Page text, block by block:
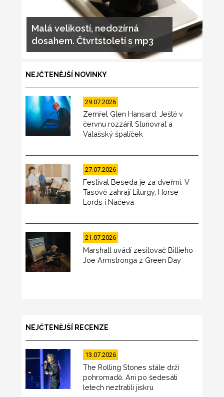
Malá velikostí, nedozírná
dosahem. Čtvrtstoletí s mp3
NEJČTENĚJŠÍ NOVINKY
29.07.2026
Zemřel Glen Hansard. Ještě v
červnu rozzářil Slunovrat a
Valašský špalíček
27.07.2026
Festival Beseda je za dveřmi. V
Tasově zahrají Liturgy, Horse
Lords i Načeva
21.07.2026
Marshall uvádí zesilovač Billieho
Joe Armstronga z Green Day
NEJČTENĚJŠÍ RECENZE
13.07.2026
The Rolling Stones stále drží
pohromadě. Ani po šedesáti
letech neztratili jiskru